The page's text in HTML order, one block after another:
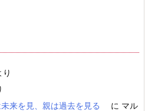
り
来を見、親は過去を見る
に マル